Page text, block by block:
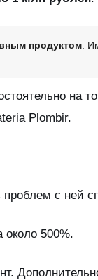
продуктом .
на
Plombir.
с ней
500%.